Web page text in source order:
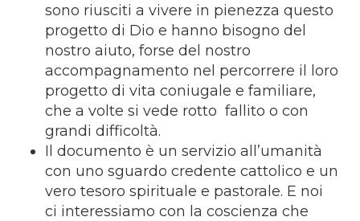
sono riusciti a vivere in pienezza questo
progetto di Dio e hanno bisogno del
nostro aiuto, forse del nostro
accompagnamento nel percorrere il loro
progetto di vita coniugale e familiare,
che a volte si vede rotto fallito o con
grandi difficoltà.
Il documento è un servizio all’umanità
con uno sguardo credente cattolico e un
vero tesoro spirituale e pastorale. E noi
ci interessiamo con la coscienza che